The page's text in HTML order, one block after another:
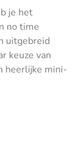
je het
no time
uitgebreid
keuze van
heerlijke mini-